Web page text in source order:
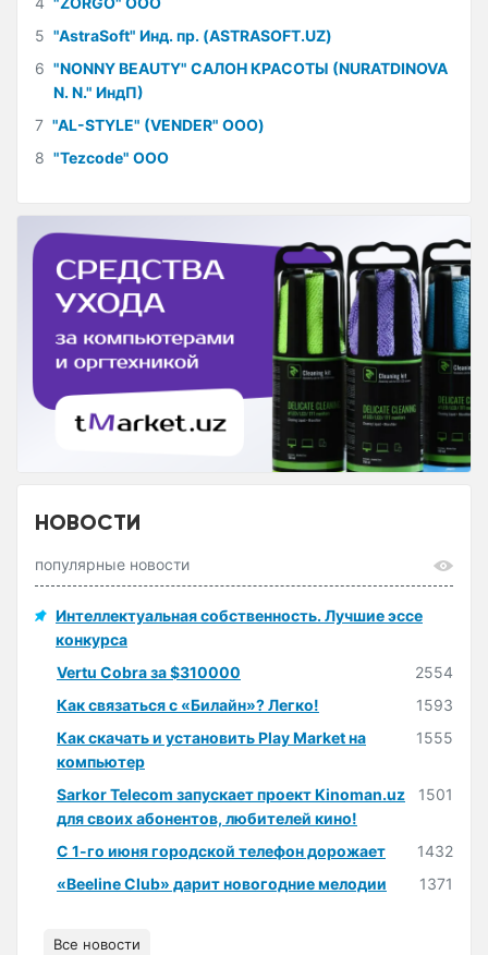
5 "AstraSoft" Инд. пр. (ASTRASOFT.UZ)
6 "NONNY BEAUTY" САЛОН КРАСОТЫ (NURATDINOVA
N. N." ИндП)
7 "AL-STYLE" (VENDER" ООО)
8 "Tezcode" ООО
НОВОСТИ
популярные новости
Интеллектуальная собственность. Лучшие эссе
конкурса
Vertu Cobra за $310000
2554
Как связаться с «Билайн»? Легко!
1593
Как скачать и установить Play Market на
компьютер
1555
Sarkor Telecom запускает проект Kinoman.uz
для своих абонентов, любителей кино!
1501
С 1-го июня городской телефон дорожает
1432
«Beeline Club» дарит новогодние мелодии
1371
Все новости